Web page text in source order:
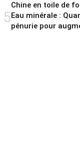
Chine en toile de
5Eau minérale :
pénurie pour